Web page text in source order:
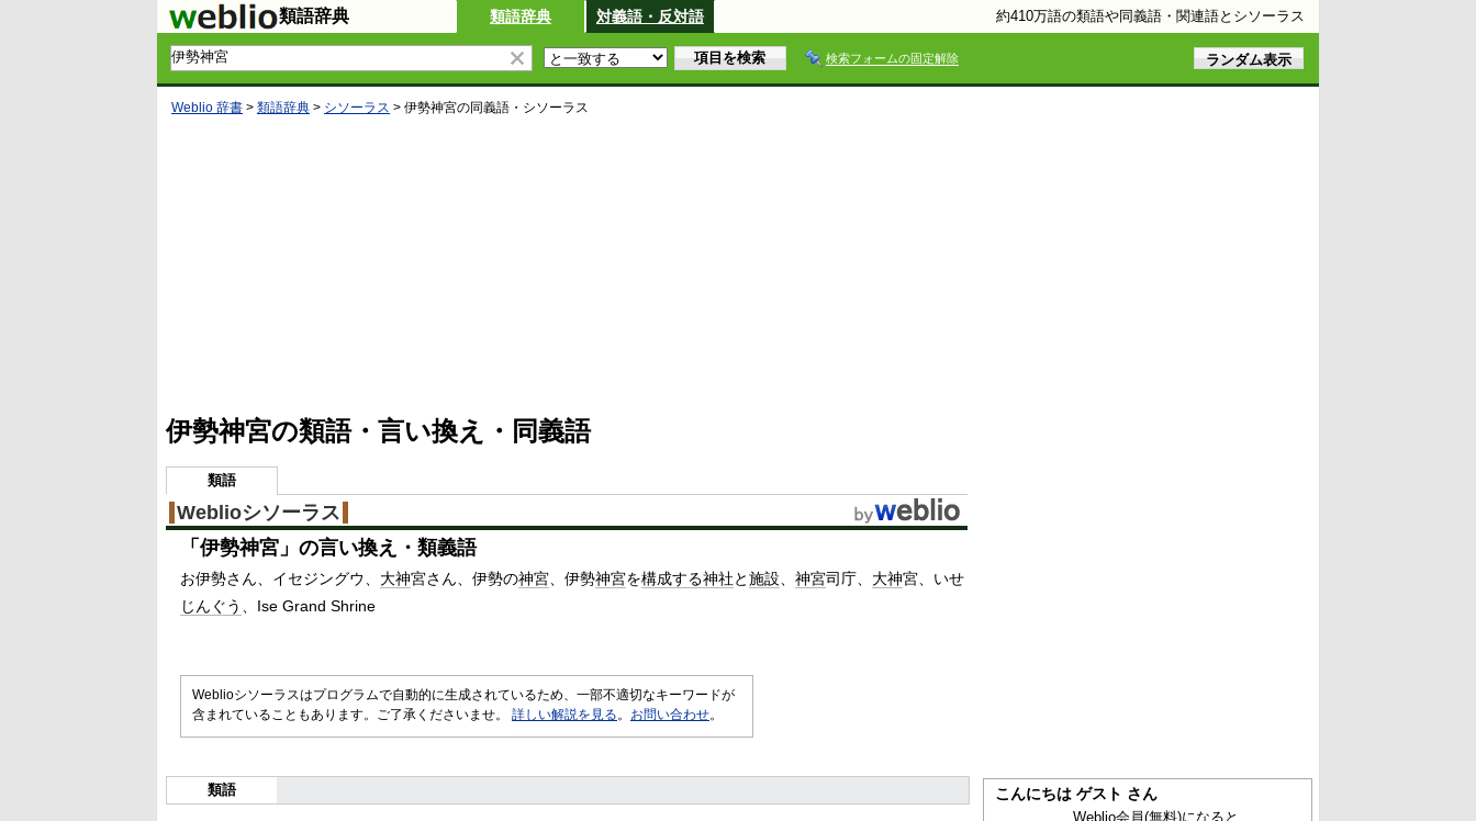
類語辞典 類語辞典 対義語・反対語 約410万語の類語や同義語・関連語とシソーラス
検索フォームの固定解除
Weblio 辞書 > 類語辞典 > シソーラス > 伊勢神宮の同義語・シソーラス
4
5
%
伊勢神宮の類語・言い換え・同義語
類語
Weblioシソーラス
「 伊勢神宮 」の言い換え・類義語
お伊勢さん イセジングウ 大神宮さん 伊勢の神宮 伊勢神宮を構成する神社と施設 神宮司庁 大神宮
いせ
じんぐう
Ise Grand Shrine
Weblioシソーラスはプログラムで自動的に生成されているため、一部不適切なキーワードが
含まれていることもあります。ご了承くださいませ。 詳しい解説を見る 。 お問い合わせ。
類語 こんにちは ゲスト さん
Weblio会員(無料)になると